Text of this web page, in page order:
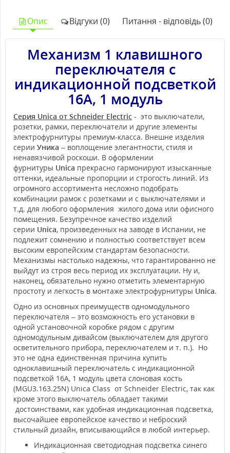
Опис Відгуки (0) Питання - відповідь (0)
Механизм 1 клавишного
переключателя с
индикационной подсветкой
16А, 1 модуль
Серия Unica от Schneider Electric - это выключатели,
розетки, рамки, переключатели и другие элементы
электрофурнитуры премиум-класса. Внешне изделия
серии Уника – воплощение элегантности, стиля и
ненавязчивой роскоши. В оформлении
фурнитуры Unica прекрасно гармонируют изысканные
оттенки, идеальные пропорции и строгость линий. Из
огромного ассортимента несложно подобрать
комбинации рамок с розетками и с выключателями и
т.д. для любого оформления жилого дома или офисного
помещения. Безупречное качество изделий
серии Unica, произведенных на заводе в Испании, не
подлежит сомнению и полностью соответствует всем
высоким европейским стандартам безопасности.
Механизмы настолько надежны, что гарантированно не
выйдут из строя весь период их эксплуатации. Ну и,
наконец, обязательно нужно отметить элементарную
простоту и легкость в монтаже электрофурнитуры Unica.
Одно из основных преимуществ одномодульного
переключателя – это возможность его установки в
одной установочной коробке рядом с другим
одномодульным дивайсом (выключателем для другого
осветительного прибора, переключателем и т. п.). Но
это не одна единственная причина купить
одноклавишный переключатель с индикационной
подсветкой 16А, 1 модуль цвета слоновая кость
(MGU3.163.25N) Unica Class от Schneider Electric, так как
кроме этого выключатель обладает такими
достоинствами, как удобная индикационная подсветка,
высочайшее европейское качество и неброский
стильный дизайн, вписывающийся в любой интерьер.
Индикационная светодиодная подсветка синего